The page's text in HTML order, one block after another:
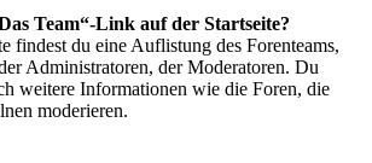
Team“-Link auf der Startseite?
findest du eine Auflistung des Forenteams,
Administratoren, der Moderatoren. Du
weitere Informationen wie die Foren, die
moderieren.